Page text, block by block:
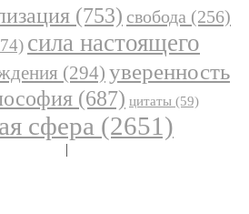
(753) свобода (256)
сила настоящего
(294) уверенность
(687) цитаты (59)
сфера (2651)
|